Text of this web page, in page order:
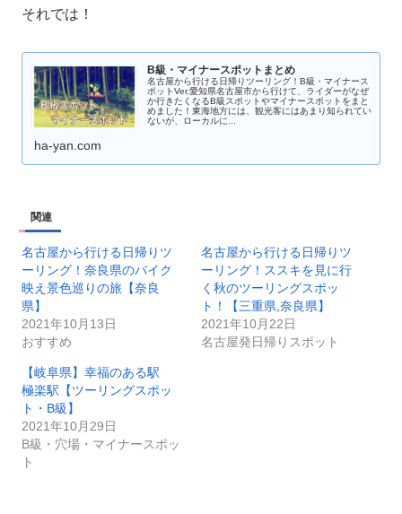
それでは！
B級・マイナースポットまとめ
名古屋から行ける日帰りツーリング！B級・マイナース
ポットVer.愛知県名古屋市から行けて、ライダーがなぜ
か行きたくなるB級スポットやマイナースポットをまと
めました！東海地方には、観光客にはあまり知られてい
ないが、ローカルに...
ha-yan.com
関連
名古屋から行ける日帰りツ
ーリング！奈良県のバイク
映え景色巡りの旅【奈良
県】
2021年10月13日
おすすめ
名古屋から行ける日帰りツ
ーリング！ススキを見に行
く秋のツーリングスポッ
ト！【三重県,奈良県】
2021年10月22日
名古屋発日帰りスポット
【岐阜県】幸福のある駅
極楽駅【ツーリングスポッ
ト・B級】
2021年10月29日
B級・穴場・マイナースポッ
ト